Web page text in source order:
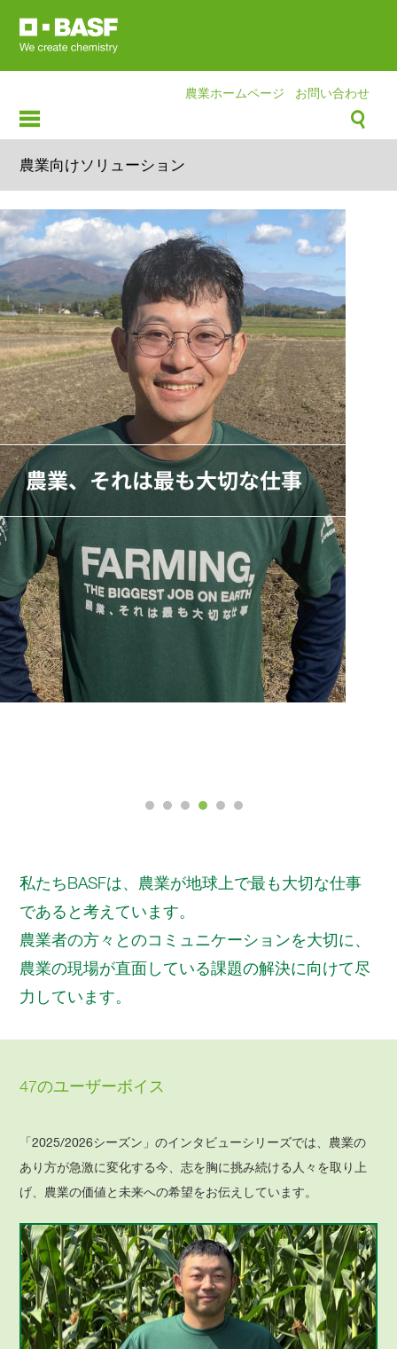
農業ホームページ お問い合わせ
農業向けソリューション
私たちBASFは、農業が地球上で最も大切な仕事
であると考えています。
農業者の方々とのコミュニケーションを大切に、
農業の現場が直面している課題の解決に向けて尽
力しています。
47のユーザーボイス
「2025/2026シーズン」のインタビューシリーズでは、農業の
あり方が急激に変化する今、志を胸に挑み続ける人々を取り上
げ、農業の価値と未来への希望をお伝えしています。